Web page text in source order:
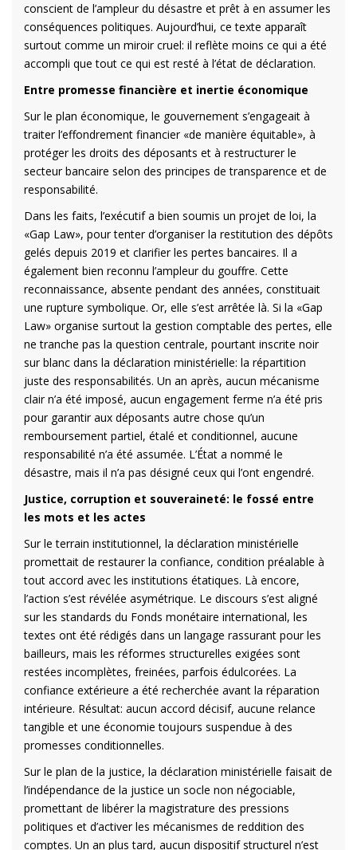
conscient de l’ampleur du désastre et prêt à en assumer les
conséquences politiques. Aujourd’hui, ce texte apparaît
surtout comme un miroir cruel: il reflète moins ce qui a été
accompli que tout ce qui est resté à l’état de déclaration.
Entre promesse financière et inertie économique
Sur le plan économique, le gouvernement s’engageait à
traiter l’effondrement financier «de manière équitable», à
protéger les droits des déposants et à restructurer le
secteur bancaire selon des principes de transparence et de
responsabilité.
Dans les faits, l’exécutif a bien soumis un projet de loi, la
«Gap Law», pour tenter d’organiser la restitution des dépôts
gelés depuis 2019 et clarifier les pertes bancaires. Il a
également bien reconnu l’ampleur du gouffre. Cette
reconnaissance, absente pendant des années, constituait
une rupture symbolique. Or, elle s’est arrêtée là. Si la «Gap
Law» organise surtout la gestion comptable des pertes, elle
ne tranche pas la question centrale, pourtant inscrite noir
sur blanc dans la déclaration ministérielle: la répartition
juste des responsabilités. Un an après, aucun mécanisme
clair n’a été imposé, aucun engagement ferme n’a été pris
pour garantir aux déposants autre chose qu’un
remboursement partiel, étalé et conditionnel, aucune
responsabilité n’a été assumée. L’État a nommé le
désastre, mais il n’a pas désigné ceux qui l’ont engendré.
Justice, corruption et souveraineté: le fossé entre
les mots et les actes
Sur le terrain institutionnel, la déclaration ministérielle
promettait de restaurer la confiance, condition préalable à
tout accord avec les institutions étatiques. Là encore,
l’action s’est révélée asymétrique. Le discours s’est aligné
sur les standards du Fonds monétaire international, les
textes ont été rédigés dans un langage rassurant pour les
bailleurs, mais les réformes structurelles exigées sont
restées incomplètes, freinées, parfois édulcorées. La
confiance extérieure a été recherchée avant la réparation
intérieure. Résultat: aucun accord décisif, aucune relance
tangible et une économie toujours suspendue à des
promesses conditionnelles.
Sur le plan de la justice, la déclaration ministérielle faisait de
l’indépendance de la justice un socle non négociable,
promettant de libérer la magistrature des pressions
politiques et d’activer les mécanismes de reddition des
comptes. Un an plus tard, aucun dispositif structurel n’est